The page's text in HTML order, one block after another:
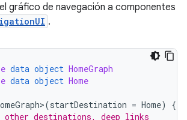
gráfico de navegación a componentes
.
data object HomeGraph
data object Home
(startDestination = Home)
{
destinations, deep links